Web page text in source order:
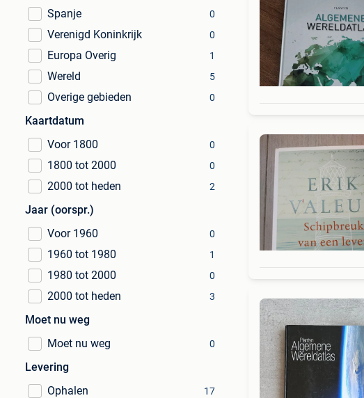
Spanje 0
Verenigd Koninkrijk 0
Europa Overig 1
Wereld 5
Overige gebieden 0
Kaartdatum
Voor 1800
0
1800 tot 2000 0
2000 tot heden 2
Jaar (oorspr.)
Voor 1960
0
1960 tot 1980 1
1980 tot 2000 0
2000 tot heden 3
Moet nu weg
Moet nu weg
0
Levering
Ophalen
17